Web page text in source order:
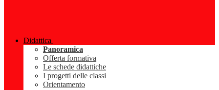
Didattica
Panoramica
Offerta formativa
Le schede didattiche
I progetti delle classi
Orientamento